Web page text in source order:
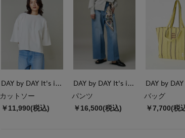
DAY by DAY It's international
カットソー
￥11,990(税込)
DAY by DAY It's international
パンツ
￥16,500(税込)
バッグ
￥7,700(税